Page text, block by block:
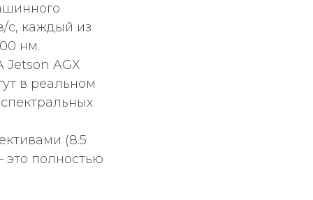
с, каждый из
нм.
Jetson AGX
в реальном
(8.5
полностью